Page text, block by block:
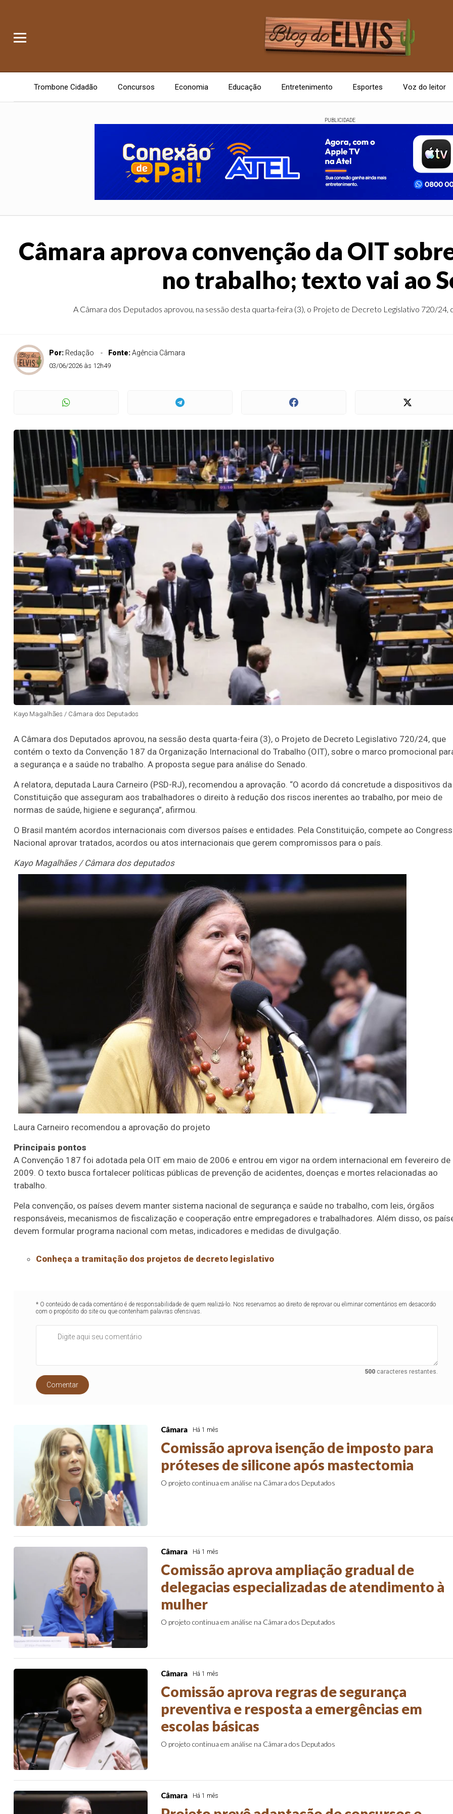
Trombone Cidadão Concursos Economia Educação Entretenimento Esportes Voz do leitor
PUBLICIDADE
Câmara aprova convenção da OIT
no trabalho; texto vai ao
A Câmara dos Deputados aprovou, na sessão desta quarta-feira (3), o Projeto de Decreto Legislativo 720/24,
Por: Redação Fonte:Agência Câmara
03/06/2026 às 12h49
Kayo Magalhães / Câmara dos Deputados
A Câmara dos Deputados aprovou, na sessão desta quarta-feira (3), o Projeto de Decreto Legislativo 720/24, que
contém o texto da Convenção 187 da Organização Internacional do Trabalho (OIT), sobre o marco promocional
a segurança e a saúde no trabalho. A proposta segue para análise do Senado.
A relatora, deputada Laura Carneiro (PSD-RJ), recomendou a aprovação. “O acordo dá concretude a dispositivos da
Constituição que asseguram aos trabalhadores o direito à redução dos riscos inerentes ao trabalho, por meio de
normas de saúde, higiene e segurança”, afirmou.
O Brasil mantém acordos internacionais com diversos países e entidades. Pela Constituição, compete ao
Nacional aprovar tratados, acordos ou atos internacionais que gerem compromissos para o país.
Kayo Magalhães / Câmara dos deputados
Laura Carneiro recomendou a aprovação do projeto
Principais pontos
A Convenção 187 foi adotada pela OIT em maio de 2006 e entrou em vigor na ordem internacional em fevereiro de
2009. O texto busca fortalecer políticas públicas de prevenção de acidentes, doenças e mortes relacionadas ao
trabalho.
Pela convenção, os países devem manter sistema nacional de segurança e saúde no trabalho, com leis, órgãos
responsáveis, mecanismos de fiscalização e cooperação entre empregadores e trabalhadores. Além disso, os
devem formular programa nacional com metas, indicadores e medidas de divulgação.
Conheça a tramitação dos projetos de decreto legislativo
* O conteúdo de cada comentário é de responsabilidade de quem realizá-lo. Nos reservamos ao direito de reprovar ou eliminar comentários em desacordo
com o propósito do site ou que contenham palavras ofensivas.
500caracteres restantes.
Comentar
Câmara Há 1 mês
Comissão aprova isenção de imposto para
próteses de silicone após mastectomia
O projeto continua em análise na Câmara dos Deputados
Câmara Há 1 mês
Comissão aprova ampliação gradual de
delegacias especializadas de atendimento à
mulher
O projeto continua em análise na Câmara dos Deputados
Câmara Há 1 mês
Comissão aprova regras de segurança
preventiva e resposta a emergências em
escolas básicas
O projeto continua em análise na Câmara dos Deputados
Câmara Há 1 mês